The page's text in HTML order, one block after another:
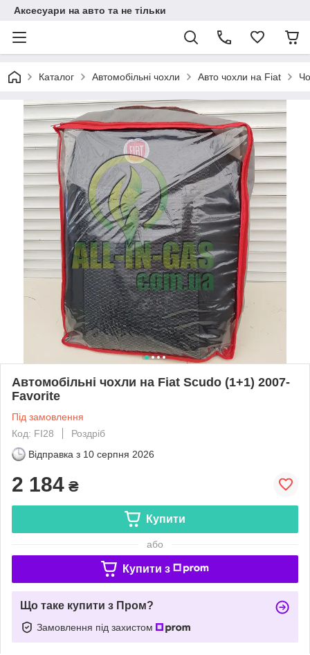
Аксесуари на авто та не тільки
Каталог Автомобільні чохли Авто чохли на Fiat
Автомобільні чохли на Fiat Scudo (1+1) 2007-
Favorite
Під замовлення
Код: FI28
Роздріб
Відправка з 10 серпня 2026
2 184 ₴
Купити
або
Купити з
Що таке купити з Пром?
Замовлення під захистом